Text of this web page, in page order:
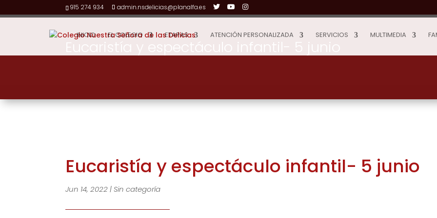
915 274 934 admin.nsdelicias@planalfa.es
INICIO EL COLEGIO ETAPAS ATENCIÓN PERSONALIZADA SERVICIOS MULTIMEDIA
Eucaristía y espectáculo infantil- 5 junio
Jun 14, 2022|Sin categoría